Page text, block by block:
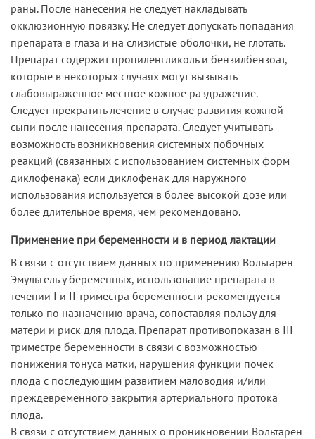
раны. После нанесения не следует накладывать
окклюзионную повязку. Не следует допускать попадания
препарата в глаза и на слизистые оболочки, не глотать.
Препарат содержит пропиленгликоль и бензилбензоат,
которые в некоторых случаях могут вызывать
слабовыраженное местное кожное раздражение.
Следует прекратить лечение в случае развития кожной
сыпи после нанесения препарата. Следует учитывать
возможность возникновения системных побочных
реакций (связанных с использованием системных форм
диклофенака) если диклофенак для наружного
использования используется в более высокой дозе или
более длительное время, чем рекомендовано.
Применение при беременности и в период лактации
В связи с отсутствием данных по применению Вольтарен
Эмульгель у беременных, использование препарата в
течении I и II триместра беременности рекомендуется
только по назначению врача, сопоставляя пользу для
матери и риск для плода. Препарат противопоказан в III
триместре беременности в связи с возможностью
понижения тонуса матки, нарушения функции почек
плода с последующим развитием маловодия и/или
преждевременного закрытия артериального протока
плода.
В связи с отсутствием данных о проникновении Вольтарен